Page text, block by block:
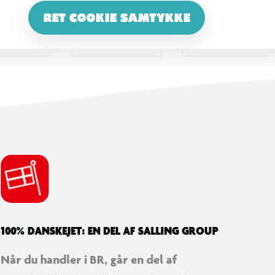
RET COOKIE SAMTYKKE
100% DANSKEJET: EN DEL AF SALLING GROUP
Når du handler i BR, går en del af